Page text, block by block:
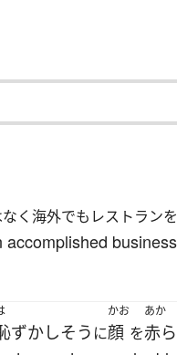
く海外でもレストラン
ずかしそう に
かお
顔 を
あか
赤